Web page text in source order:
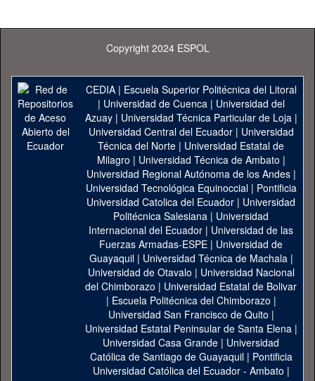
Copyright 2024 ESPOL
CEDIA| Escuela Superior Politécnica del Litoral
| Universidad de Cuenca| Universidad del
Azuay| Universidad Técnica Particular de Loja|
Universidad Central del Ecuador| Universidad
Técnica del Norte | Universidad Estatal de
Milagro | Universidad Técnica de Ambato |
Universidad Regional Autónoma de los Andes|
Universidad Tecnológica Equinoccial| Pontificia
Universidad Catolica del Ecuador | Universidad
Politécnica Salesiana | Universidad
Internacional del Ecuador | Universidad de las
Fuerzas Armadas-ESPE | Universidad de
Guayaquil| Universidad Técnica de Machala|
Universidad de Otavalo | Universidad Nacional
del Chimborazo | Universidad Estatal de Bolivar
| Escuela Politécnica del Chimborazo |
Universidad San Francisco de Quito |
Universidad Estatal Peninsular de Santa Elena|
Universidad Casa Grande | Universidad
Católica de Santiago de Guayaquil| Pontificia
Universidad Católica del Ecuador - Ambato |